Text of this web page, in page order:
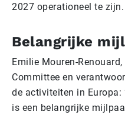
2027 operationeel te zijn.
Belangrijke
Emilie Mouren-
Committee en
de activiteiten in Europa:
is een belangrijke